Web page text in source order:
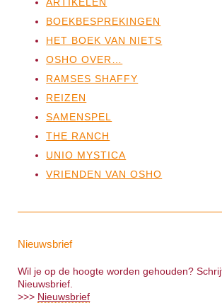
ARTIKELEN
BOEKBESPREKINGEN
HET BOEK VAN NIETS
OSHO OVER…
RAMSES SHAFFY
REIZEN
SAMENSPEL
THE RANCH
UNIO MYSTICA
VRIENDEN VAN OSHO
Nieuwsbrief
Wil je op de hoogte worden gehouden?
Nieuwsbrief.
>>> Nieuwsbrief